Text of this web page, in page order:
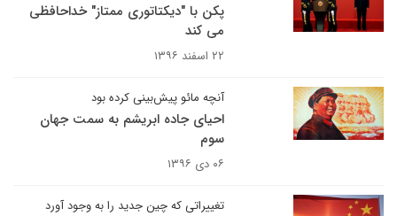
پکن با "دیکتاتوری ممتاز" خداحافظی
می کند
۲۲ اسفند ۱۳۹۶
آنچه مائو پیش‌بینی کرده بود
احیای جاده ابریشم به سمت جهان
سوم
۰۶ دی ۱۳۹۶
تغییراتی که چین جدید را به وجود آورد